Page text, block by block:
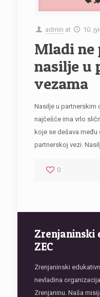
admin at 10.
Mladi ne
nasilje u
vezama
Nasilje u partnerskim
najčešće ima vrlo
koje se dešava
partnerskoj vezi.
0
Zrenjaninski
ZEC
Zrenjaninski
nevladina
Zrenjaninu. Naša